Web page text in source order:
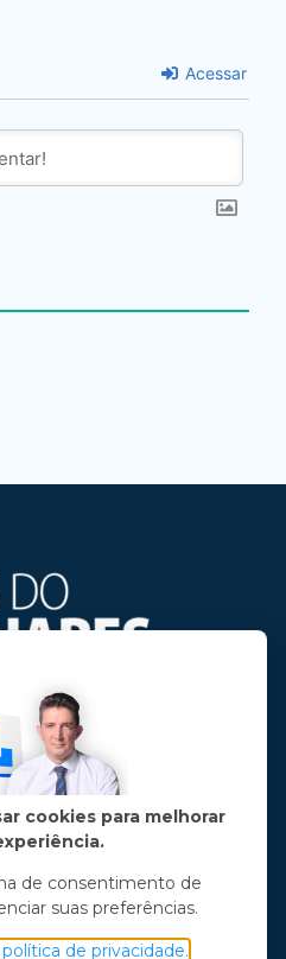
Acessar
estudou filosofia
em ciência política
Notícias
Opinião
cookies para melhorar
de consentimento de
suas preferências.
de privacidade.